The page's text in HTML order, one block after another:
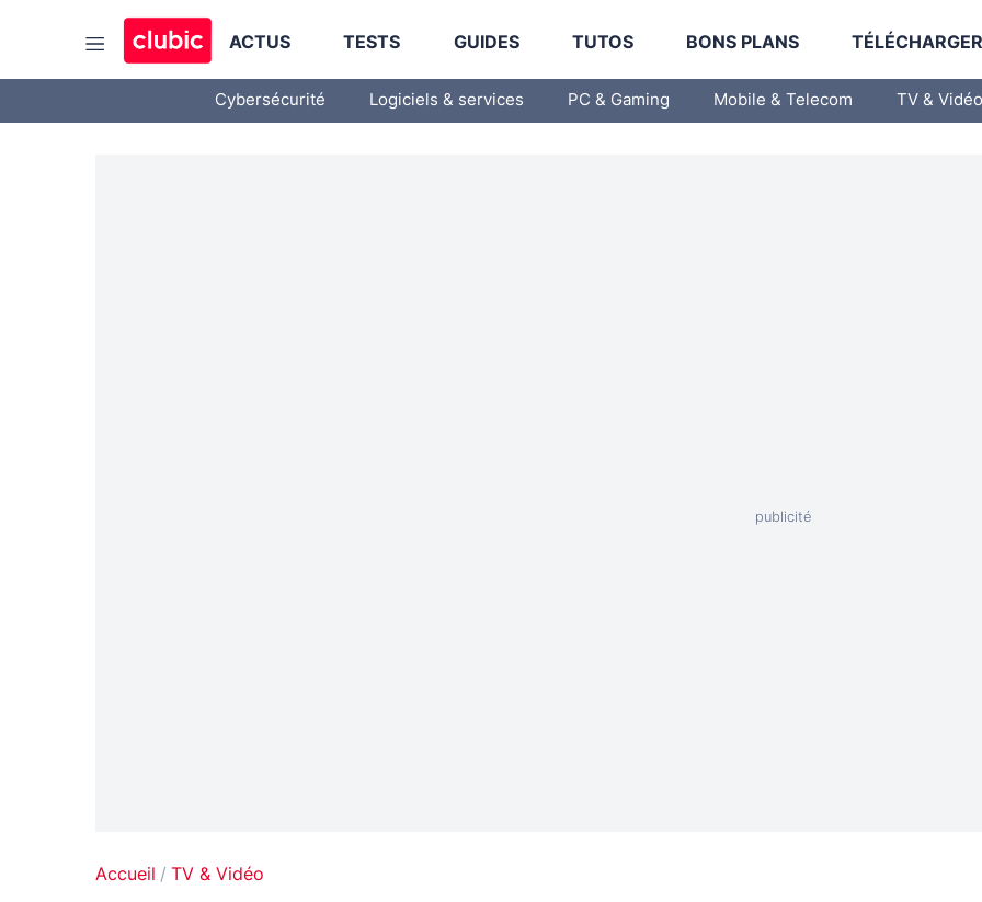
ACTUS TESTS GUIDES TUTOS BONS PLANS
Cybersécurité Logiciels & services PC & Gaming Mobile & Telecom TV & Vidéo
Accueil TV & Vidéo